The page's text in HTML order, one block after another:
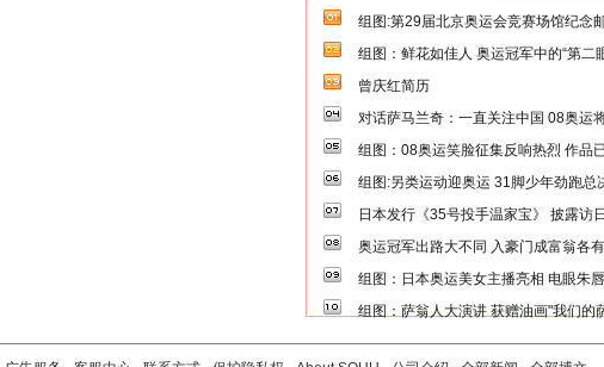
组图:第29届北京奥运会竞赛场馆纪念
组图：鲜花如佳人 奥运冠军中的“第二
曾庆红简历
对话萨马兰奇：一直关注中国 08奥运
组图：08奥运笑脸征集反响热烈 作品
组图:另类运动迎奥运 31脚少年劲跑总
日本发行《35号投手温家宝》 披露访
奥运冠军出路大不同 入豪门成富翁各
组图：日本奥运美女主播亮相 电眼朱
组图：萨翁人大演讲 获赠油画"我们的